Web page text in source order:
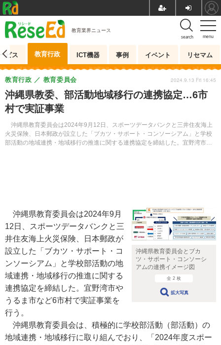
menu
search
教育業界ニュース
ビス 教育行政 ICT機器 事例 イベント リセマム
沖縄県教委、部活動地域移行の連携協定…6市
村で実証事業
沖縄県教育委員会は2024年9月12日、スポーツデータバンクと三井住友海上
火災保険、日本郵政が設立した「ブカツ・サポート・コンソーシアム」と学校
部活動の地域連携・地域移行の推進に関する連携協定を締結した。宜野湾市や
教育行政 教育委員会 2024.9.13 Fri 16:45
沖縄県教育委員会とブカ
ツ・サポート・コンソーシ
アムの連携イメージ図
全 2 枚
拡大写真
沖縄県教育委員会は2024年9月
12日、スポーツデータバンクと三
井住友海上火災保険、日本郵政が
設立した「ブカツ・サポート・コ
ンソーシアム」と学校部活動の地
域連携・地域移行の推進に関する
連携協定を締結した。宜野湾市や
うるま市など6市村で実証事業を
行う。
沖縄県教育委員会は、積極的に学校部活動（部活動）の
地域連携・地域移行に取り組んでおり、「2024年度スポー